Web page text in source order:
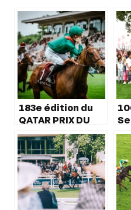
183e édition du
QATAR PRIX DU
JOCKEY CLUB, le 4
juin à Chantilly